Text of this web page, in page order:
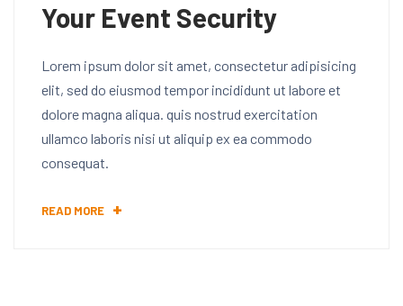
Your Event Security
Lorem ipsum dolor sit amet, consectetur adipisicing
elit, sed do eiusmod tempor incididunt ut labore et
dolore magna aliqua. quis nostrud exercitation
ullamco laboris nisi ut aliquip ex ea commodo
consequat.
READ MORE